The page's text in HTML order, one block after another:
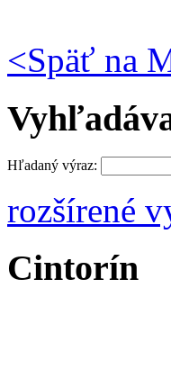
<Späť na
Hľadaný výraz:
rozšírené
Cintorín